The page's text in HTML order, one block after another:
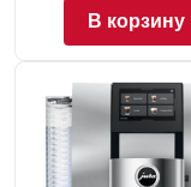
В корзину